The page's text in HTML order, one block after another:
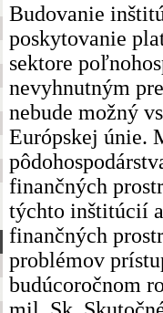
Budovanie
poskytovanie
sektore
nevyhnutným
nebude možný
Európskej únie.
finančných
týchto inštitúcií
finančných
problémov
budúcoročnom